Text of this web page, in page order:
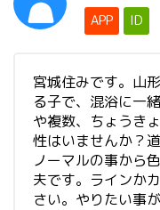
APP ID
宮城住みです。山
る子で、混浴に一
や複数、ちょうき
性はいませんか？
ノーマルの事から
夫です。ラインか
さい。やりたい事